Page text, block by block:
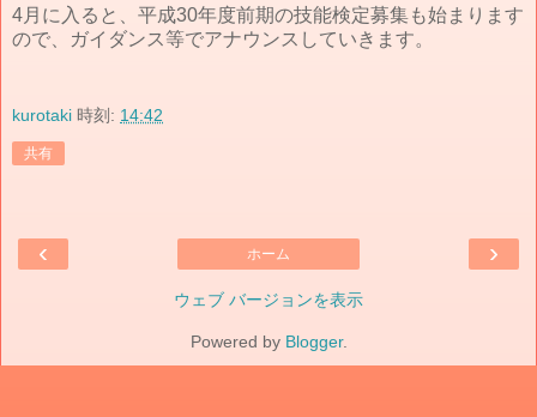
4月に入ると、平成30年度前期の技能検定募集も始まります
ので、ガイダンス等でアナウンスしていきます。
kurotaki 時刻: 14:42
共有
‹ ›
ホーム
ウェブ バージョンを表示
Powered by Blogger.